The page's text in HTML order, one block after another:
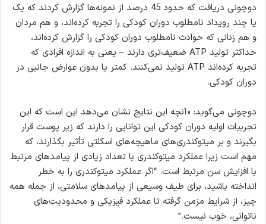
دوچونی دریافت که حدود 45 درصد از نمونه‌ها گزارش کردند که یک
یا چند رویداد نامطلوب دوران کودکی را تجربه کرده‌اند، و هم مردان
و هم زنانی که حوادث نامطلوب دوران کودکی را گزارش کرده‌اند،
حداکثر تولید ATP ضعیف‌تری دارند – یعنی به اندازه افرادی که
تجربه کرده‌اند ATP تولید نمی‌کنند. کمتر یا بدون عوارض جانبی در
دوران کودکی.
دوچونی می‌گوید: «آنچه این نتایج نشان می‌دهد این است که این
تجربیات اولیه دوران کودکی این توانایی را دارند که زیر پوست قرار
بگیرند و بر میتوکندری‌های ماهیچه‌های اسکلتی تأثیر بگذارند، که
مهم است زیرا عملکرد میتوکندری با تعداد زیادی از پیامدهای مرتبط
با افزایش سن مرتبط است. “اگر عملکرد میتوکندری را به خطر
انداخته باشید، برای طیف وسیعی از پیامدهای سلامتی، از جمله همه
چیز، از شرایط مزمن گرفته تا عملکرد فیزیکی و محدودیت‌های
ناتوانی، خوب نیست.”